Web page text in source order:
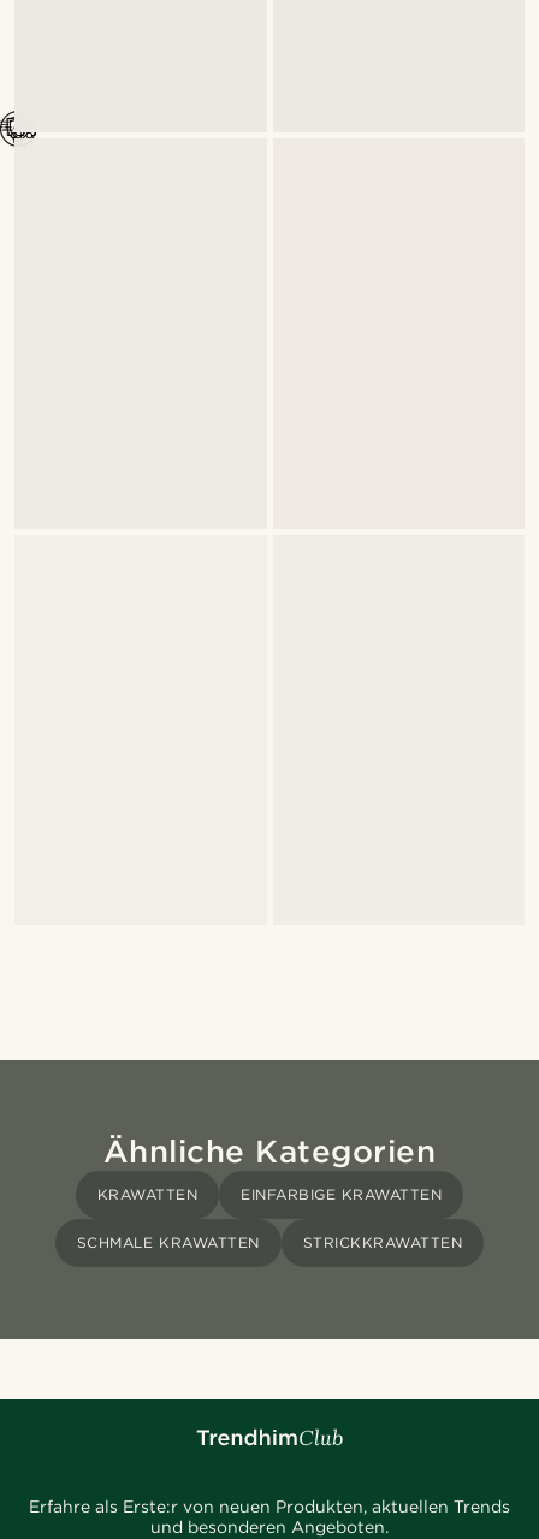
Ähnliche Kategorien
KRAWATTEN EINFARBIGE KRAWATTEN
SCHMALE KRAWATTEN STRICKKRAWATTEN
Erfahre als Erste:r von neuen Produkten, aktuellen Trends
und besonderen Angeboten.